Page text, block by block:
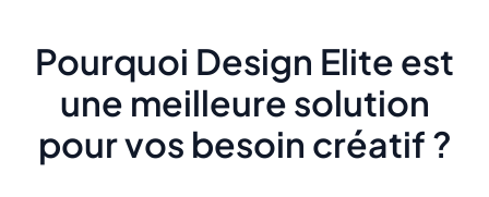
Pourquoi Design Elite est
une meilleure solution
pour vos besoin créatif ?